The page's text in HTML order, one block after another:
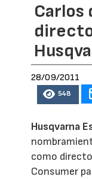
Carlos
28/09/2011
548
Husqvarna
como
Consumer